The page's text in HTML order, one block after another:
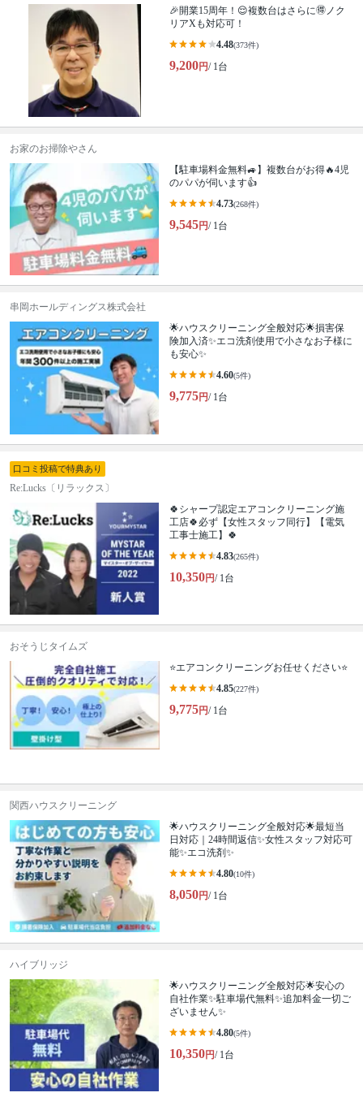
🎉開業15周年！😌複数台はさらに🉐ノク
リアXも対応可！
4.48(373件)
9,200円/ 1台
お家のお掃除やさん
【駐車場料金無料🚙】複数台がお得🔥4児
のパパが伺います👍
4.73(268件)
9,545円/ 1台
串岡ホールディングス株式会社
🌟ハウスクリーニング全般対応🌟損害保
険加入済✨エコ洗剤使用で小さなお子様に
も安心✨
4.60(5件)
9,775円/ 1台
口コミ投稿で特典あり
Re:Lucks〔リラックス〕
🍀シャープ認定エアコンクリーニング施
工店🍀必ず【女性スタッフ同行】【電気
工事士施工】🍀
4.83(265件)
10,350円/ 1台
おそうじタイムズ
⭐エアコンクリーニングお任せください⭐
4.85(227件)
9,775円/ 1台
関西ハウスクリーニング
🌟ハウスクリーニング全般対応🌟最短当
日対応｜24時間返信✨女性スタッフ対応可
能✨エコ洗剤✨
4.80(10件)
8,050円/ 1台
ハイブリッジ
🌟ハウスクリーニング全般対応🌟安心の
自社作業✨️駐車場代無料✨️追加料金一切ご
ざいません✨
4.80(5件)
10,350円/ 1台